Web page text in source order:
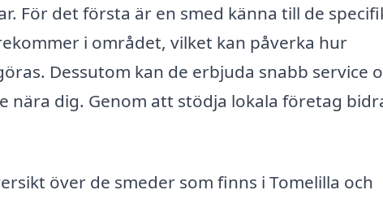
För det första är en smed känna till de
i området, vilket kan påverka hur
Dessutom kan de erbjuda snabb service
nära dig. Genom att stödja lokala företag
över de smeder som finns i Tomelilla och